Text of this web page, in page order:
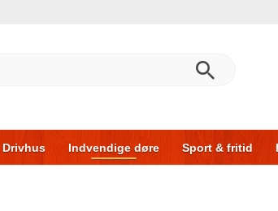
Drivhus Indvendige døre Sport & fritid